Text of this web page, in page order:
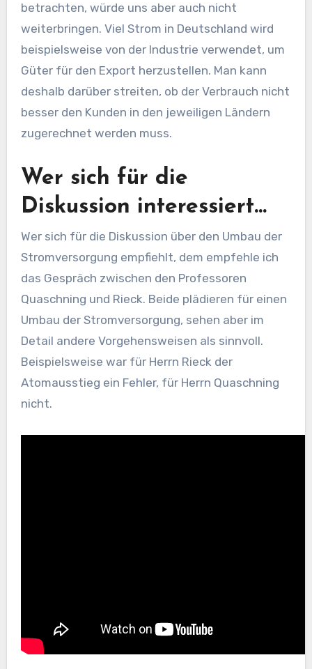
betrachten, würde uns aber auch nicht
weiterbringen. Viel Strom in Deutschland wird
beispielsweise von der Industrie verwendet, um
Güter für den Export herzustellen. Man kann
deshalb darüber streiten, ob der Verbrauch nicht
besser den Kunden in den jeweiligen Ländern
zugerechnet werden muss.
Wer sich für die
Diskussion interessiert…
Wer sich für die Diskussion über den Umbau der
Stromversorgung empfiehlt, dem empfehle ich
das Gespräch zwischen den Professoren
Quaschning und Rieck. Beide plädieren für einen
Umbau der Stromversorgung, sehen aber im
Detail andere Vorgehensweisen als sinnvoll.
Beispielsweise war für Herrn Rieck der
Atomausstieg ein Fehler, für Herrn Quaschning
nicht.